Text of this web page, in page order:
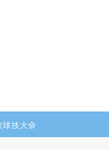
技大会